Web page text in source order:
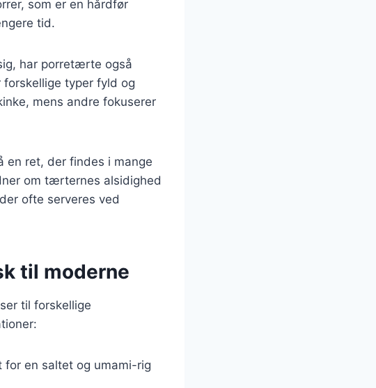
som er en hårdfør
tid.
har porretærte også
typer fyld og
mens andre fokuserer
en ret, der findes i mange
om tærternes alsidighed
ofte serveres ved
til moderne
til forskellige
en saltet og umami-rig